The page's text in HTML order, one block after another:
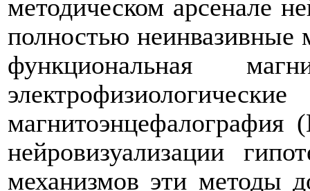
методическом арсенале
полностью неинвазивные
функциональная
нейровизуализации
механизмов эти методы